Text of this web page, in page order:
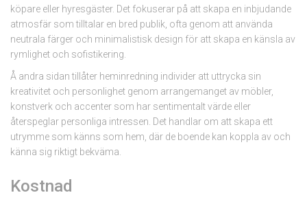
köpare eller hyresgäster. Det fokuserar på att skapa en inbjudande
atmosfär som tilltalar en bred publik, ofta genom att använda
neutrala färger och minimalistisk design för att skapa en känsla av
rymlighet och sofistikering.
Å andra sidan tillåter heminredning individer att uttrycka sin
kreativitet och personlighet genom arrangemanget av möbler,
konstverk och accenter som har sentimentalt värde eller
återspeglar personliga intressen. Det handlar om att skapa ett
utrymme som känns som hem, där de boende kan koppla av och
känna sig riktigt bekväma.
Kostnad